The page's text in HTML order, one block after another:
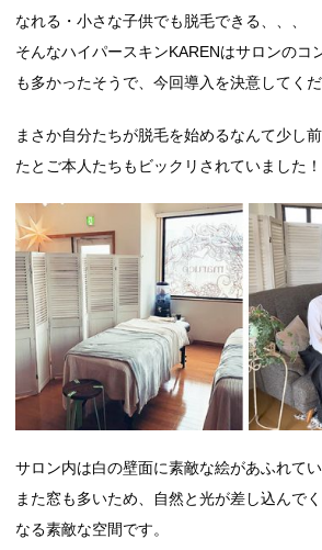
なれる・小さな子供でも脱毛できる、、、
そんなハイパースキンKARENはサロンのコ
も多かったそうで、今回導入を決意してくだ
まさか自分たちが脱毛を始めるなんて少し
たとご本人たちもビックリされていました！
サロン内は白の壁面に素敵な絵があふれてい
また窓も多いため、自然と光が差し込んで
なる素敵な空間です。